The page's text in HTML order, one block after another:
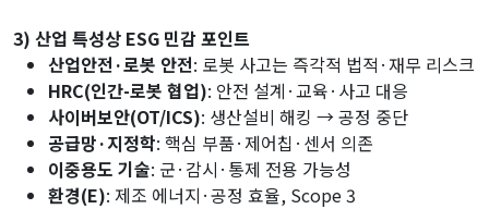
3) 산업 특성상 ESG 민감 포인트
산업안전·로봇 안전: 로봇 사고는 즉각적 법적·재무 리스크
HRC(인간-로봇 협업): 안전 설계·교육·사고 대응
사이버보안(OT/ICS): 생산설비 해킹 → 공정 중단
공급망·지정학: 핵심 부품·제어칩·센서 의존
이중용도 기술: 군·감시·통제 전용 가능성
환경(E): 제조 에너지·공정 효율, Scope 3